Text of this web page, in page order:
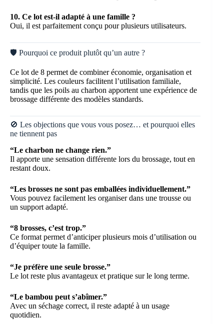
10. Ce lot est-il adapté à une famille ?
Oui, il est parfaitement conçu pour plusieurs utilisateurs.
🛡️ Pourquoi ce produit plutôt qu’un autre ?
Ce lot de 8 permet de combiner économie, organisation et
simplicité. Les couleurs facilitent l’utilisation familiale,
tandis que les poils au charbon apportent une expérience de
brossage différente des modèles standards.
🚫 Les objections que vous vous posez… et pourquoi elles
ne tiennent pas
“Le charbon ne change rien.”
Il apporte une sensation différente lors du brossage, tout en
restant doux.
“Les brosses ne sont pas emballées individuellement.”
Vous pouvez facilement les organiser dans une trousse ou
un support adapté.
“8 brosses, c’est trop.”
Ce format permet d’anticiper plusieurs mois d’utilisation ou
d’équiper toute la famille.
“Je préfère une seule brosse.”
Le lot reste plus avantageux et pratique sur le long terme.
“Le bambou peut s’abîmer.”
Avec un séchage correct, il reste adapté à un usage
quotidien.